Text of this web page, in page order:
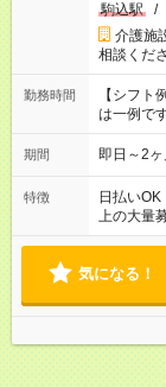
駒込駅
/
介護施
相談くだ
勤務時間
【シフト
は一例で
期間 即日～2
特徴 日払いOK
上の大量
気になる！